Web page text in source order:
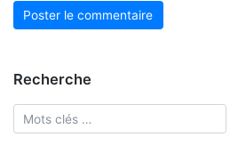
Recherche